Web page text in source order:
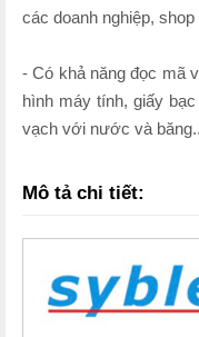
các doanh nghiệp,
- Có khả năng đọc mã
hình máy tính, giấy
vạch với nước và băng..
Mô tả chi tiết: